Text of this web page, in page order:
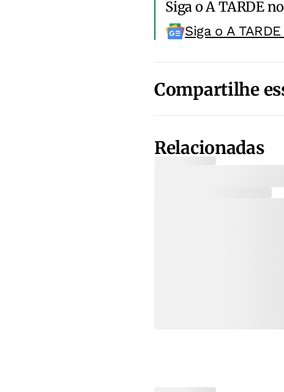
Siga o A TARDE
Siga o A
Compartilhe
Relacionadas